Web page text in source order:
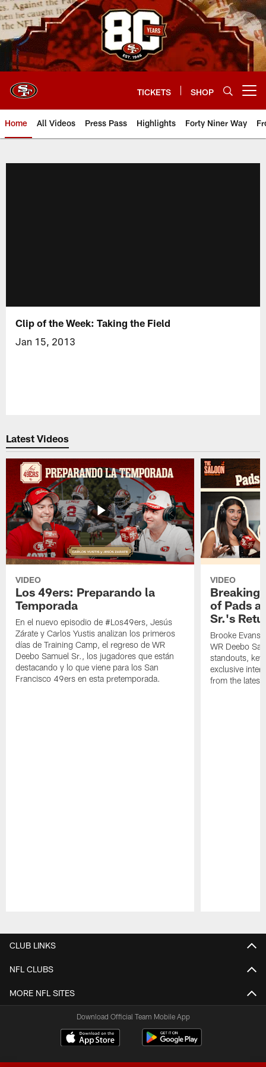
Skip
to
main
content
TICKETS SHOP
Home All Videos Press Pass Highlights Forty Niner Way
Clip of the Week: Taking the Field
Jan 15, 2013
Latest Videos
VIDEO
Los 49ers: Preparando la
Temporada
En el nuevo episodio de #Los49ers, Jesús
Zárate y Carlos Yustis analizan los primeros
días de Training Camp, el regreso de WR
Deebo Samuel Sr., los jugadores que están
destacando y lo que viene para los San
Francisco 49ers en esta pretemporada.
VIDEO
Breaking
of Pads
Sr.'s
Brooke Evans
WR Deebo
standouts,
exclusive
from the latest
CLUB LINKS
NFL CLUBS
MORE NFL SITES
Download Official Team Mobile App